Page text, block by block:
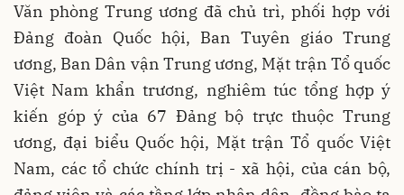
Văn phòng Trung ương đã chủ trì, phối hợp với
Đảng đoàn Quốc hội, Ban Tuyên giáo Trung
ương, Ban Dân vận Trung ương, Mặt trận Tổ quốc
Việt Nam khẩn trương, nghiêm túc tổng hợp ý
kiến góp ý của 67 Đảng bộ trực thuộc Trung
ương, đại biểu Quốc hội, Mặt trận Tổ quốc Việt
Nam, các tổ chức chính trị - xã hội, của cán bộ,